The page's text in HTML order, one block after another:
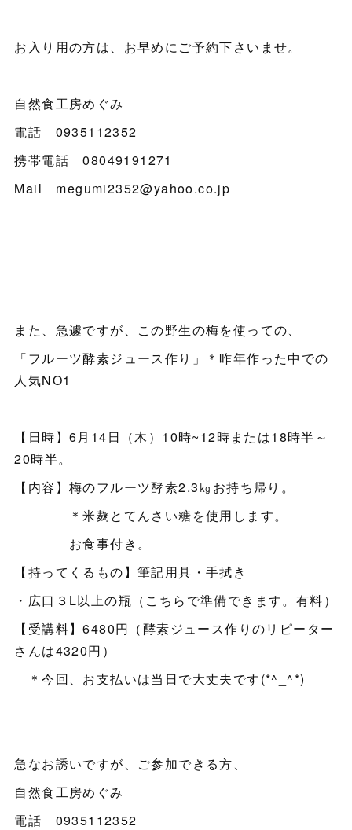
お入り用の方は、お早めにご予約下さいませ。
自然食工房めぐみ
電話 0935112352
携帯電話 08049191271
Mail megumi2352@yahoo.co.jp
また、急遽ですが、この野生の梅を使っての、
「フルーツ酵素ジュース作り」＊昨年作った中での
人気NO1
【日時】6月14日（木）10時~12時または18時半～
20時半。
【内容】梅のフルーツ酵素2.3㎏お持ち帰り。
＊米麹とてんさい糖を使用します。
お食事付き。
【持ってくるもの】筆記用具・手拭き
・広口３L以上の瓶（こちらで準備できます。有料）
【受講料】6480円（酵素ジュース作りのリピーター
さんは4320円）
＊今回、お支払いは当日で大丈夫です(*^_^*)
急なお誘いですが、ご参加できる方、
自然食工房めぐみ
電話 0935112352